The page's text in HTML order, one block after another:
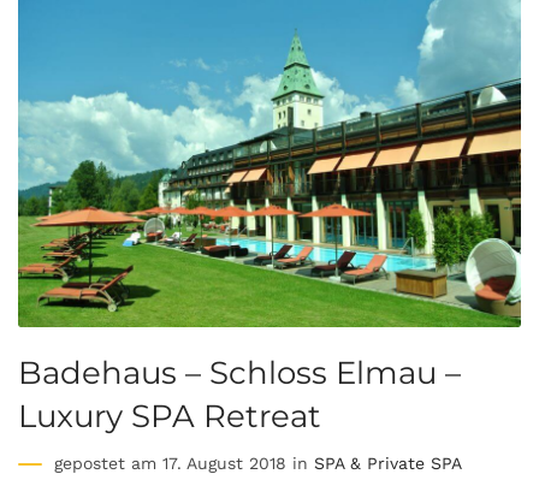
Badehaus – Schloss Elmau –
Luxury SPA Retreat
gepostet am 17. August 2018 in SPA & Private SPA